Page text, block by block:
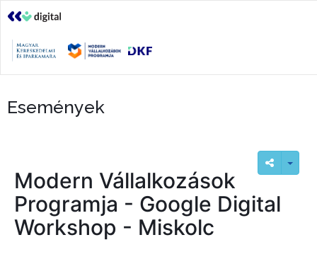
Események
Modern Vállalkozások
Programja - Google Digital
Workshop - Miskolc